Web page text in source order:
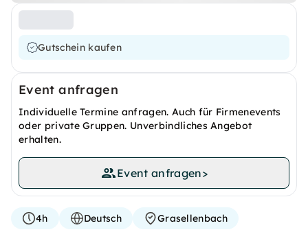
Gutschein kaufen
Event anfragen
Individuelle Termine anfragen. Auch für Firmenevents
oder private Gruppen. Unverbindliches Angebot
erhalten.
Event anfragen>
4h Deutsch Grasellenbach